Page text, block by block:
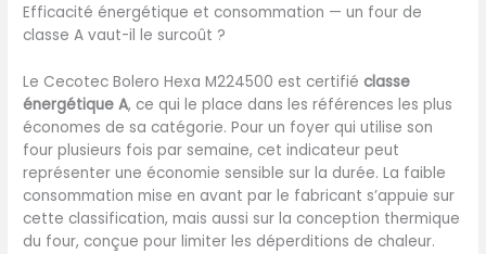
Efficacité énergétique et consommation — un four de
classe A vaut-il le surcoût ?
Le Cecotec Bolero Hexa M224500 est certifiéclasse
énergétique A, ce qui le place dans les références les plus
économes de sa catégorie. Pour un foyer qui utilise son
four plusieurs fois par semaine, cet indicateur peut
représenter une économie sensible sur la durée. La faible
consommation mise en avant par le fabricant s’appuie sur
cette classification, mais aussi sur la conception thermique
du four, conçue pour limiter les déperditions de chaleur.